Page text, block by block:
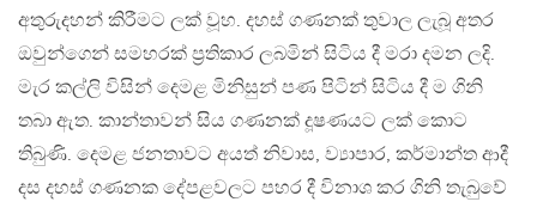
අතුරුදහන් කිරීමට ලක් වූහ. දහස් ගණනක් තුවාල ලැබූ අතර
ඔවුන්ගෙන් සමහරක් ප්‍රතිකාර ලබමින් සිටිය දී මරා දමන ලදි.
මැර කල්ලි විසින් දෙමළ මිනිසුන් පණ පිටින් සිටිය දී ම ගිනි
තබා ඇත. කාන්තාවන් සිය ගණනක් දූෂණයට ලක් කොට
තිබුණි. දෙමළ ජනතාවට අයත් නිවාස, ව්‍යාපාර, කර්මාන්ත ආදී
දස දහස් ගණනක දේපළවලට පහර දී විනාශ කර ගිනි තැබුවේ